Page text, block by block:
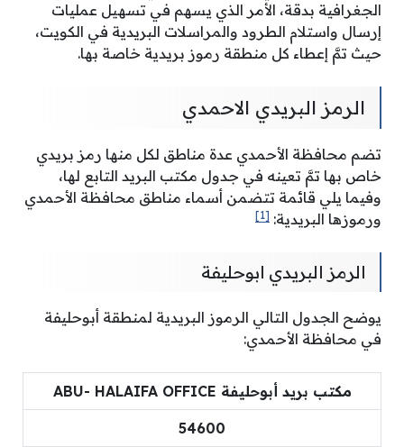
الجغرافية بدقة، الأمر الذي يسهم في تسهيل عمليات
إرسال واستلام الطرود والمراسلات البريدية في الكويت،
حيث تمَّ إعطاء كل منطقة رموز بريدية خاصة بها.
الرمز البريدي الاحمدي
تضم محافظة الأحمدي عدة مناطق لكل منها رمز بريدي
خاص بها تمَّ تعينه في جدول مكتب البريد التابع لها،
وفيما يلي قائمة تتضمن أسماء مناطق محافظة الأحمدي
ورموزها البريدية: [1]
الرمز البريدي ابوحليفة
يوضح الجدول التالي الرموز البريدية لمنطقة أبوحليفة
في محافظة الأحمدي:
مكتب بريد أبوحليفة ABU- HALAIFA OFFICE
54600